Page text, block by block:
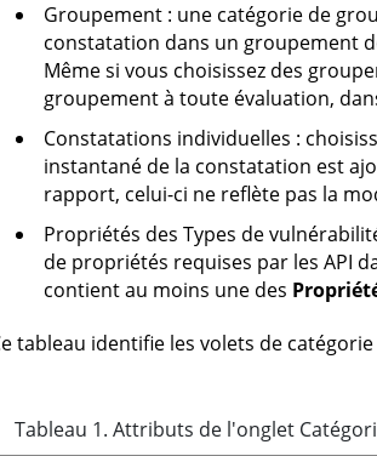
Groupement : une catégorie de
constatation dans un groupement
Même si vous choisissez des
groupement à toute évaluation,
Constatations individuelles :
instantané de la constatation est
rapport, celui-ci ne reflète pas la
Propriétés des Types de
de propriétés requises par les API
contient au moins une des
tableau identifie les volets de
Tableau 1. Attributs de l'onglet